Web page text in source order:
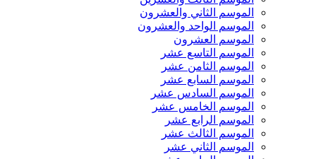
الموسم الثاني والعشرون
الموسم الواحد والعشرون
الموسم العشرون
الموسم التاسع عشر
الموسم الثامن عشر
الموسم السابع عشر
الموسم السادس عشر
الموسم الخامس عشر
الموسم الرابع عشر
الموسم الثالث عشر
الموسم الثاني عشر